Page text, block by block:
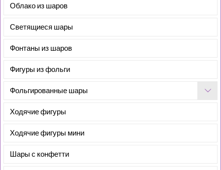
Облако из шаров
Светящиеся шары
Фонтаны из шаров
Фигуры из фольги
Фольгированные шары
Ходячие фигуры
Ходячие фигуры мини
Шары с конфетти